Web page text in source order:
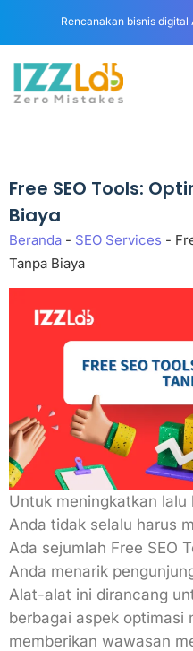
Rencanakan bisnis
Free SEO Tools:
Biaya
Beranda - SEO Services -
Tanpa Biaya
Untuk meningkatkan
Anda tidak selalu harus
Ada sejumlah Free SEO
Anda menarik
Alat-alat ini dirancang
berbagai aspek optimasi
memberikan wawasan